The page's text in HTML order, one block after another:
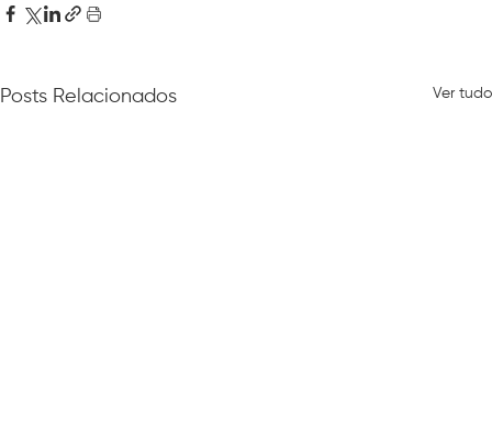
Posts Relacionados Ver tudo